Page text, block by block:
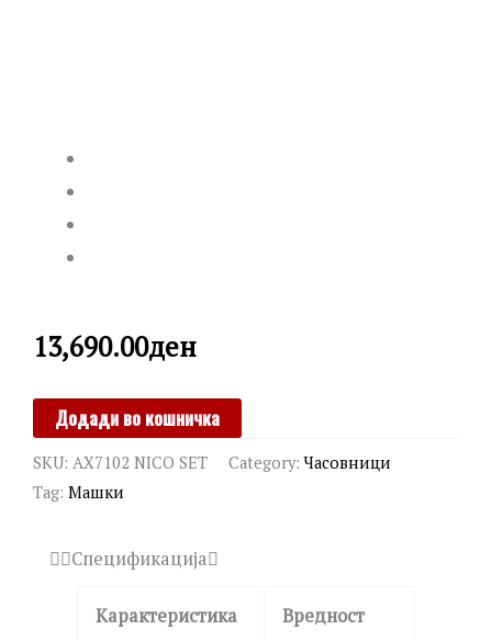
13,690.00ден
ARMANI
Додади во кошничка
SKU: AX7102 NICO SET Category:Часовници
Tag: Машки
Спецификација
Карактеристика Вредност